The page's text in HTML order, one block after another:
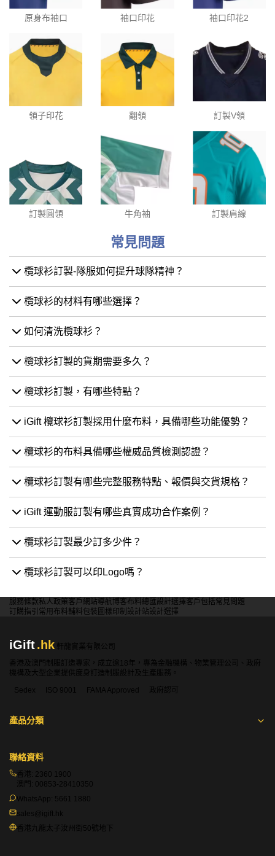
原身布袖口 袖口印花 袖口印花2
領子印花 翻領 訂製V領
訂製圓領 牛角袖 訂製肩線
常見問題
欖球衫訂製-隊服如何提升球隊精神？
欖球衫的材料有哪些選擇？
如何清洗欖球衫？
欖球衫訂製的貨期需要多久？
欖球衫訂製，有哪些特點？
iGift 欖球衫訂製採用什麼布料，具備哪些功能優勢？
欖球衫的布料具備哪些權威品質檢測認證？
欖球衫訂製有哪些完整服務特點、報價與交貨規格？
iGift 運動服訂製有哪些真實成功合作案例？
欖球衫訂製最少訂多少件？
欖球衫訂製可以印Logo嗎？
服務條款私人政策客戶 網站導航博客布料總匯設計選擇客戶包括常見問題
訂購指引 常用布料輔料包裝 圖樣印制 設計站設計選擇
iGift.hk
軒龍實業有限公司
香港及澳門制服訂造專家，成立逾18年，專為金融機構、物業管理公司、政府
機構及大型企業提供度身訂造制服設計及生產服務。
Sedex
ISO 9001 FAMA Approved 政府認可
產品分類
聯絡資料
香港: 2360 1900
澳門: 00853-28410350
WhatsApp: 5661 1880
sales@igift.hk
香港九龍太子汝州街50號地下